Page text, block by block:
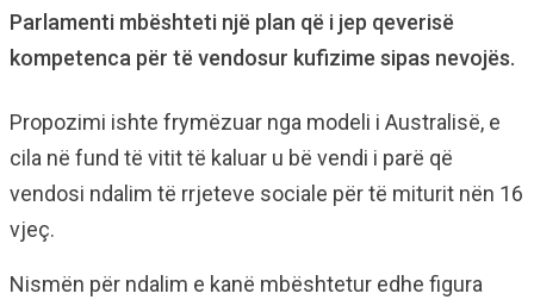
Parlamenti mbështeti një plan që i jep qeverisë
kompetenca për të vendosur kufizime sipas nevojës.
Propozimi ishte frymëzuar nga modeli i Australisë, e
cila në fund të vitit të kaluar u bë vendi i parë që
vendosi ndalim të rrjeteve sociale për të miturit nën 16
vjeç.
Nismën për ndalim e kanë mbështetur edhe figura